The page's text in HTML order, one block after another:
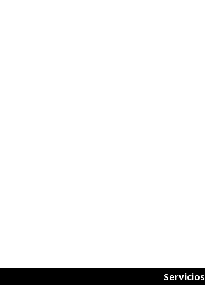
Servicios